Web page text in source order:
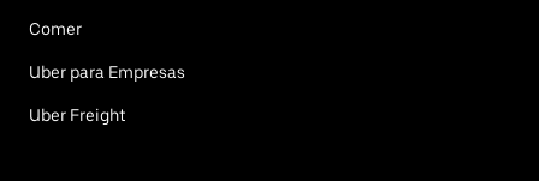
Comer
Uber para Empresas
Uber Freight